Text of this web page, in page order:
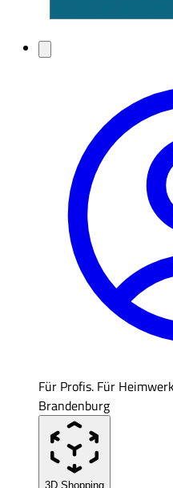
Für Profis. Für
Brandenburg
3D Shopping